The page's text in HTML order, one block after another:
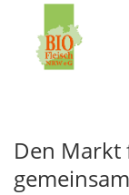
Den Markt